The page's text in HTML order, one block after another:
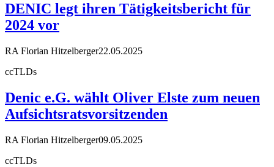
DENIC legt ihren Tätigkeitsbericht für
2024 vor
RA Florian Hitzelberger22.05.2025
ccTLDs
Denic e.G. wählt Oliver Elste zum neuen
Aufsichtsratsvorsitzenden
RA Florian Hitzelberger09.05.2025
ccTLDs